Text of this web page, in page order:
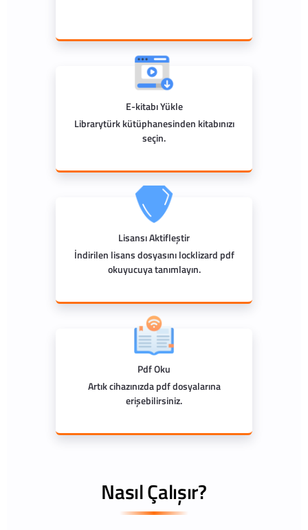
E-kitabı Yükle
Librarytürk kütüphanesinden kitabınızı
seçin.
Lisansı Aktifleştir
İndirilen lisans dosyasını locklizard pdf
okuyucuya tanımlayın.
Pdf Oku
Artık cihazınızda pdf dosyalarına
erişebilirsiniz.
Nasıl Çalışır?